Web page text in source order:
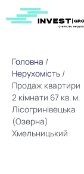
Головна /
Нерухомість /
Продаж квартири
2 кімнати 67 кв. м.
Лісогринівецька
(Озерна)
Хмельницький